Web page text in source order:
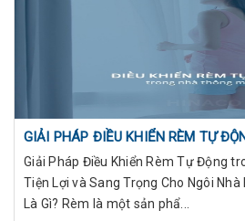
GIẢI PHÁP ĐIỀU KHIỂN RÈM TỰ
Giải Pháp Điều Khiển Rèm Tự Động
Tiện Lợi và Sang Trọng Cho Ngôi
Là Gì? Rèm là một sản phẩ...